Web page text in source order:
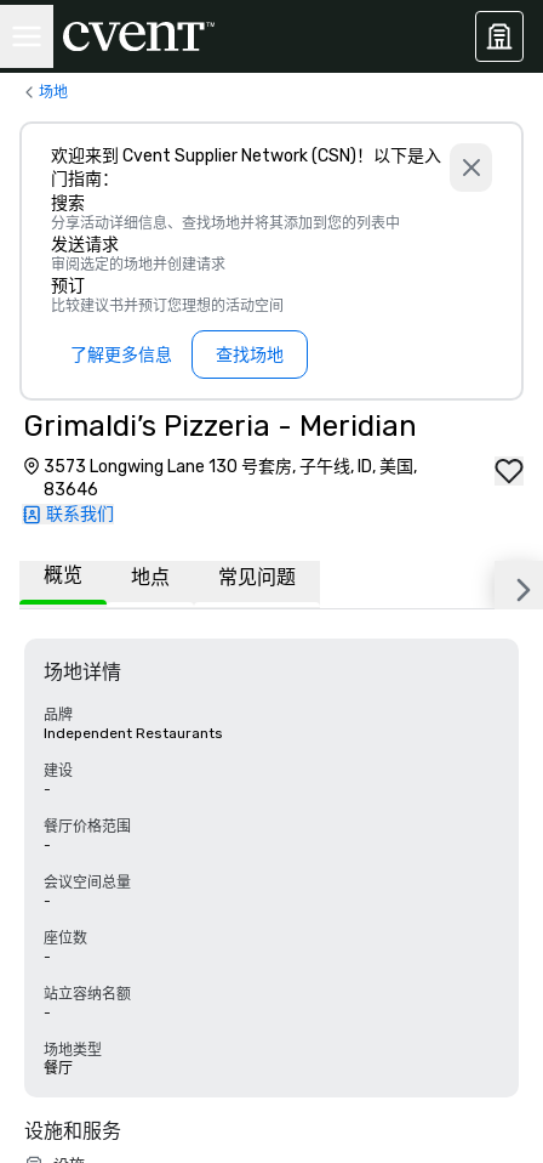
场地
欢迎来到 Cvent Supplier Network (CSN)！以下是入
门指南：
搜索
分享活动详细信息、查找场地并将其添加到您的列表中
发送请求
审阅选定的场地并创建请求
预订
比较建议书并预订您理想的活动空间
了解更多信息 查找场地
Grimaldi’s Pizzeria - Meridian
3573 Longwing Lane 130 号套房, 子午线, ID, 美国,
83646
联系我们
概览 地点 常见问题
场地详情
品牌
Independent Restaurants
建设
-
餐厅价格范围
-
会议空间总量
-
座位数
-
站立容纳名额
-
场地类型
餐厅
设施和服务